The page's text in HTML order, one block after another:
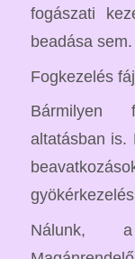
fogászati
beadása sem.
Fogkezelés
Bármilyen
altatásban is.
Nálunk, a